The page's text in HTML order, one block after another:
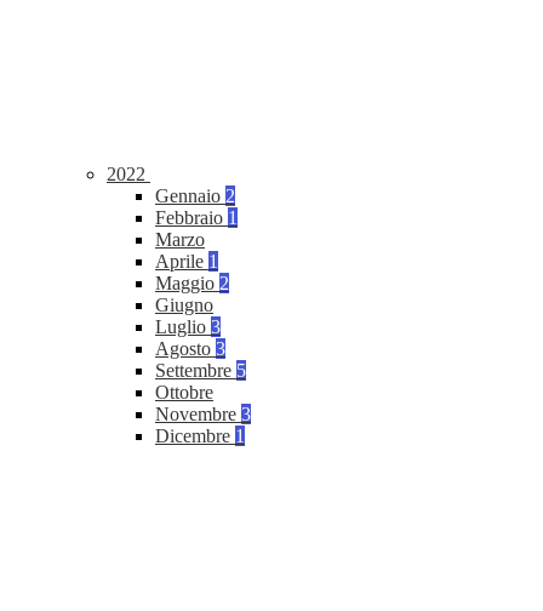
2022
Gennaio 2
Febbraio 1
Marzo
Aprile 1
Maggio 2
Giugno
Luglio 3
Agosto 3
Settembre 5
Ottobre
Novembre 3
Dicembre 1